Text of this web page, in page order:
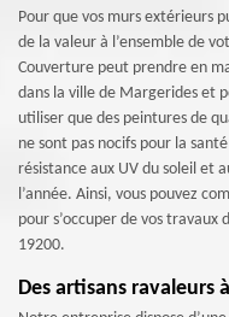
Pour que vos murs extérieurs
de la valeur à l’ensemble de
Couverture peut prendre en
dans la ville de Margerides et
utiliser que des peintures de
ne sont pas nocifs pour la
résistance aux UV du soleil et
l’année. Ainsi, vous pouvez
pour s’occuper de vos
19200.
Des artisans ravaleurs